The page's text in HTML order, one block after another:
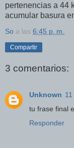
pertenencias a 44
acumular basura
So a las 6:45 p. m.
Compartir
3 comentarios:
Unknown
tu frase final
Responder